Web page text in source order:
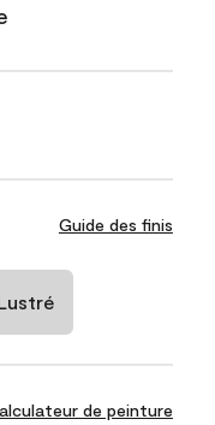
Guide des finis
de peinture